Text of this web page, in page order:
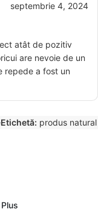
septembrie 4, 2024
atât de pozitiv
are nevoie de un
repede a fost un
Etichetă: produs natural